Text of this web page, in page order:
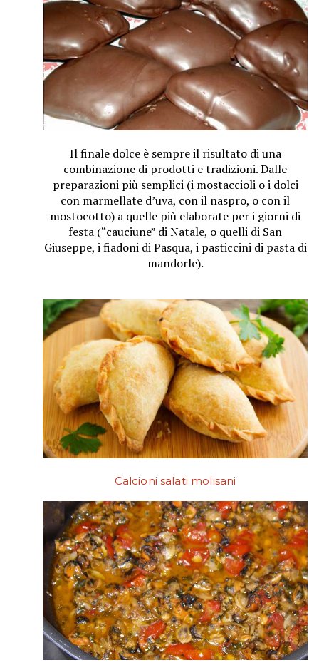
Il finale dolce è sempre il risultato di una
combinazione di prodotti e tradizioni. Dalle
preparazioni più semplici (i mostaccioli o i dolci
con marmellate d’uva, con il naspro, o con il
mostocotto) a quelle più elaborate per i giorni di
festa (“cauciune” di Natale, o quelli di San
Giuseppe, i fiadoni di Pasqua, i pasticcini di pasta di
mandorle).
Calcioni salati molisani